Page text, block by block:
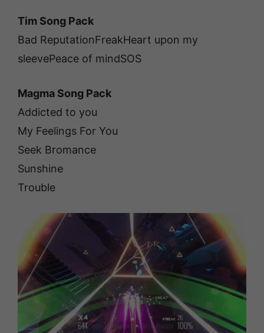
Tim Song Pack
Bad ReputationFreakHeart upon my
sleevePeace of mindSOS
Magma Song Pack
Addicted to you
My Feelings For You
Seek Bromance
Sunshine
Trouble